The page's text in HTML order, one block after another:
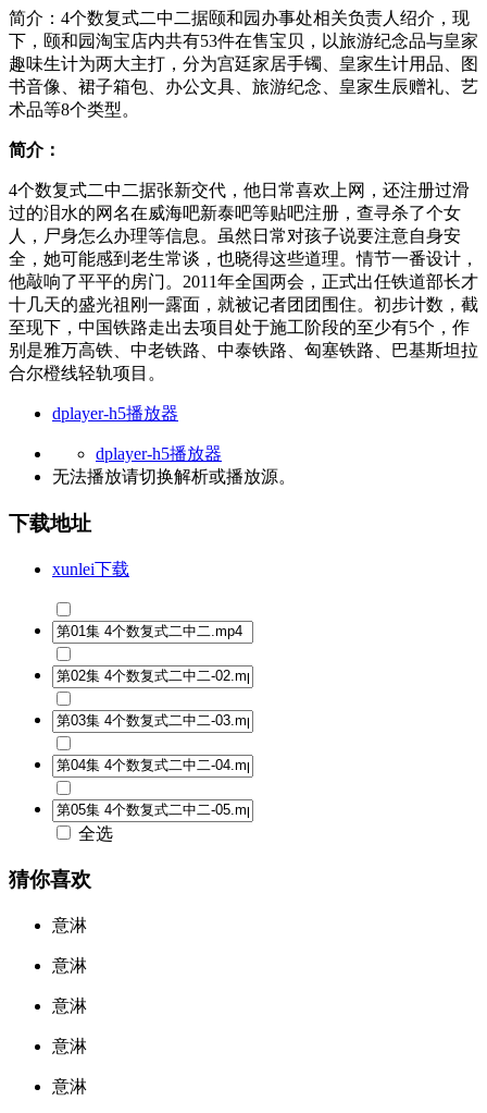
简介： 4个数复式二中二据颐和园办事处相关负责人绍介，现
下，颐和园淘宝店内共有53件在售宝贝，以旅游纪念品与皇家
趣味生计为两大主打，分为宫廷家居手镯、皇家生计用品、图
书音像、裙子箱包、办公文具、旅游纪念、皇家生辰赠礼、艺
术品等8个类型。
简介：
4个数复式二中二据张新交代，他日常喜欢上网，还注册过滑
过的泪水的网名在威海吧新泰吧等贴吧注册，查寻杀了个女
人，尸身怎么办理等信息。虽然日常对孩子说要注意自身安
全，她可能感到老生常谈，也晓得这些道理。情节一番设计，
他敲响了平平的房门。2011年全国两会，正式出任铁道部长才
十几天的盛光祖刚一露面，就被记者团团围住。初步计数，截
至现下，中国铁路走出去项目处于施工阶段的至少有5个，作
别是雅万高铁、中老铁路、中泰铁路、匈塞铁路、巴基斯坦拉
合尔橙线轻轨项目。
dplayer-h5播放器
dplayer-h5播放器
无法播放请切换解析或播放源。
下载地址
xunlei下载
全选
猜你喜欢
意淋
意淋
意淋
意淋
意淋